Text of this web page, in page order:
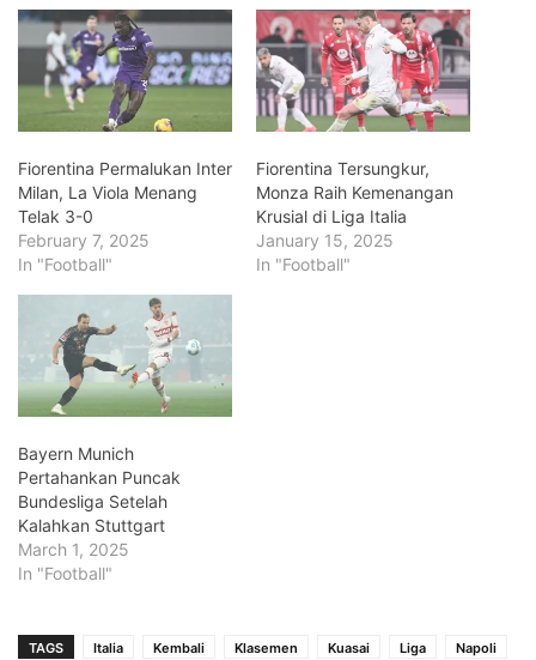
Fiorentina Permalukan Inter
Milan, La Viola Menang
Telak 3-0
February 7, 2025
In "Football"
Fiorentina Tersungkur,
Monza Raih Kemenangan
Krusial di Liga Italia
January 15, 2025
In "Football"
Bayern Munich
Pertahankan Puncak
Bundesliga Setelah
Kalahkan Stuttgart
March 1, 2025
In "Football"
TAGS Italia Kembali Klasemen Kuasai Liga
Napoli